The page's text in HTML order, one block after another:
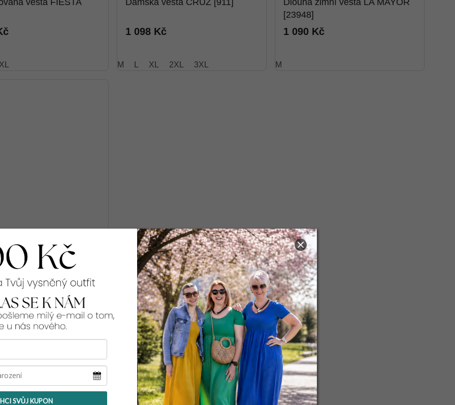
vesta FIESTA Dámská vesta CRUZ [911]
1 098 Kč
M XL 2XL 3XL
Dlouhá zimní vesta LA MAYOR
[23948]
1 090 Kč
M
vesta LA PRETTY
SVŮJ KUPON